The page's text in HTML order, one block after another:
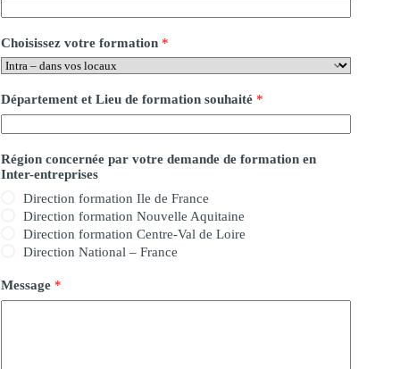
Choisissez votre formation *
Département et Lieu de formation souhaité *
Région concernée par votre demande de formation en
Inter-entreprises
Direction formation Ile de France
Direction formation Nouvelle Aquitaine
Direction formation Centre-Val de Loire
Direction National – France
Message *